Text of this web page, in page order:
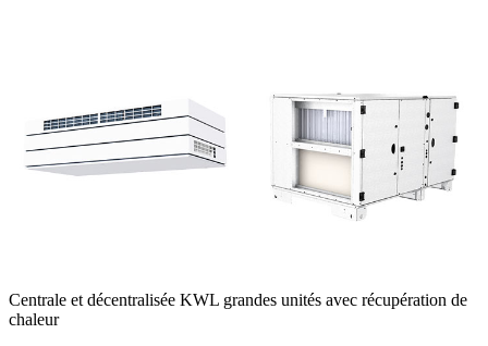
Centrale et décentralisée KWL grandes unités avec récupération de
chaleur